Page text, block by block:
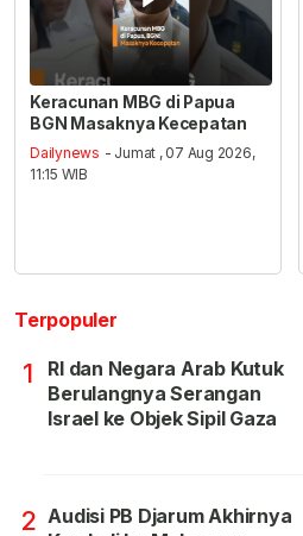
Keracunan MBG di Papua
BGN Masaknya Kecepatan
Dailynews - Jumat , 07 Aug 2026,
11:15 WIB
Terpopuler
1
RI dan Negara Arab Kutuk
Berulangnya Serangan
Israel ke Objek Sipil Gaza
2 Audisi PB Djarum Akhirnya